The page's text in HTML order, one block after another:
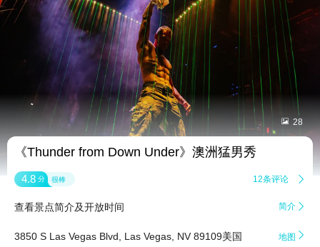
 28
《Thunder from Down Under》澳洲猛男秀
4.8 分 很棒 12条评论 
查看景点简介及开放时间 简介 
3850 S Las Vegas Blvd, Las Vegas, NV 89109美国 地图 
